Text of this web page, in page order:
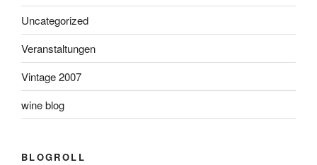
Uncategorized
Veranstaltungen
Vintage 2007
wine blog
BLOGROLL